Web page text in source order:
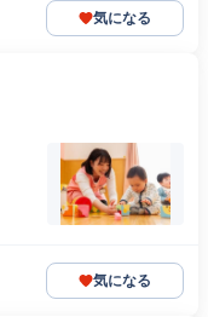
気になる
気になる